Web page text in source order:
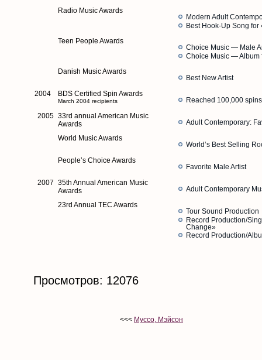
Radio Music Awards
Modern Adult
Best Hook-Up Song
Teen People Awards
Choice Music — Male
Choice Music — Album
Danish Music Awards
Best New Artist
2004
BDS Certified Spin Awards
March 2004 recipients
Reached 100,000
2005 33rd annual American Music
Awards
Adult Contemporary:
World Music Awards
World’s Best Selling
People’s Choice Awards
Favorite Male Artist
2007 35th Annual American Music
Awards
Adult Contemporary
23rd Annual TEC Awards
Tour Sound Production
Record Production/
Change»
Record Production/
Просмотров: 12076
<<< Муссо, Мэйсон